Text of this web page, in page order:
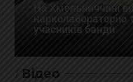
На Хмельниччині
нарколабораторію
учасників банди
Відео